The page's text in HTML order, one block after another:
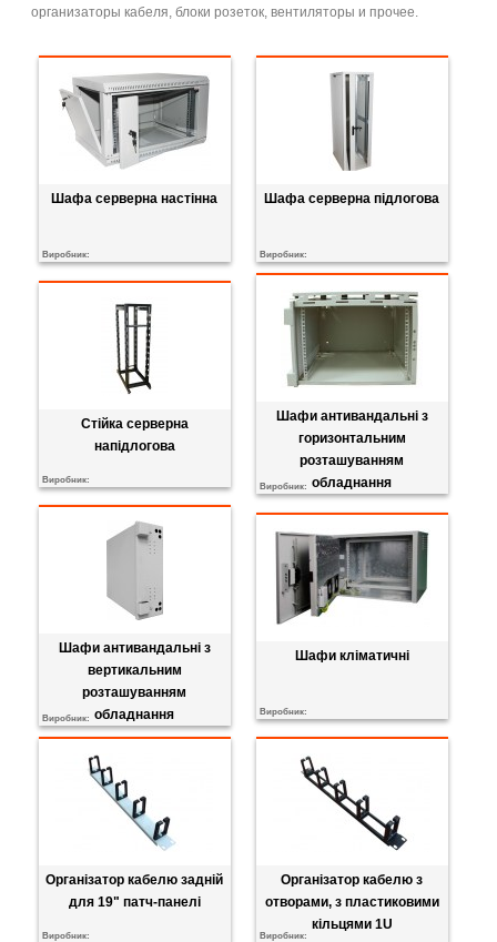
организаторы кабеля, блоки розеток, вентиляторы и прочее.
Шафа серверна настінна
Виробник:
Шафа серверна підлогова
Виробник:
Стійка серверна
напідлогова
Виробник:
Шафи антивандальні з
горизонтальним
розташуванням
обладнання
Виробник:
Шафи антивандальні з
вертикальним
розташуванням
обладнання
Виробник:
Шафи кліматичні
Виробник:
Організатор кабелю задній
для 19" патч-панелі
Виробник:
Організатор кабелю з
отворами, з пластиковими
кільцями 1U
Виробник: